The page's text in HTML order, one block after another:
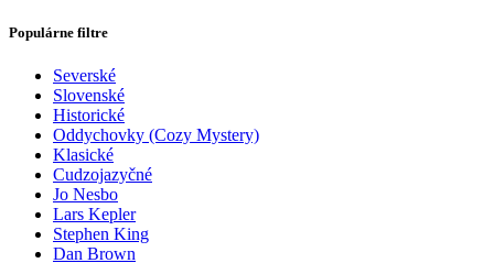
Populárne filtre
Severské
Slovenské
Historické
Oddychovky (Cozy Mystery)
Klasické
Cudzojazyčné
Jo Nesbo
Lars Kepler
Stephen King
Dan Brown